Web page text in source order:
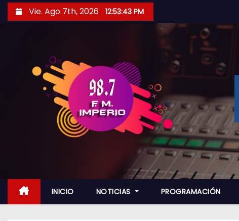
i
Vie. Ago 7th, 2026 12:53:45 PM
INICIO NOTICIAS PROGRAMACIÓN